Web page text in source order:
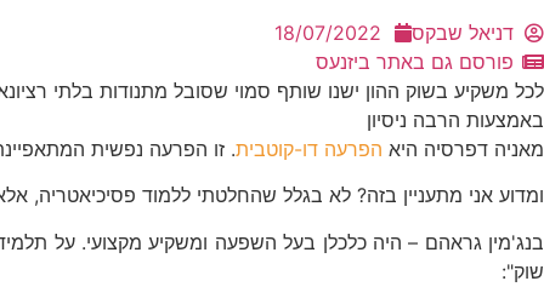
דניאל שבקס
18/07/2022
פורסם גם באתר ביזנעס
לכל משקיע בשוק ההון ישנו שותף סמוי שסובל מתנודות בלתי
באמצעות הרבה ניסיון
מאניה דפרסיה היא הפרעה דו-קוטבית. זו הפרעה נפשית
ומדוע אני מתעניין בזה? לא בגלל שהחלטתי ללמוד
בנג'מין גראהם – היה כלכלן בעל השפעה ומשקיע מקצועי. על
שוק":